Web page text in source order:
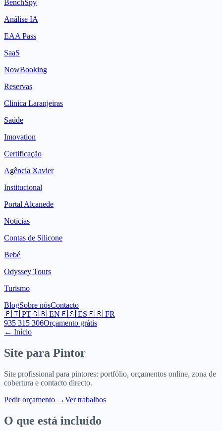
BenchSpy
Análise IA
EAA Pass
SaaS
NowBooking
Reservas
Clinica Laranjeiras
Saúde
Imovation
Certificação
Agência Xavier
Institucional
Portal Alcanede
Notícias
Contas de Silicone
Bebé
Odyssey Tours
Turismo
BlogSobre nósContacto
🇵🇹 PT🇬🇧 EN🇪🇸 ES🇫🇷 FR
935 315 306Orçamento grátis
← Início
Site para Pintor
Site profissional para pintores: portfólio, orçamentos online, zona de
cobertura e contacto directo.
Pedir orçamento →Ver trabalhos
O que está incluído